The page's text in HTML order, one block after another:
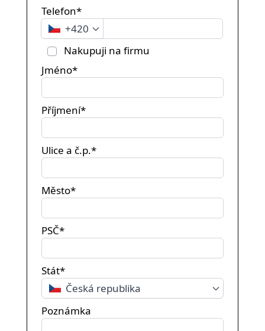
Telefon*
+420
Nakupuji na firmu
Jméno*
Příjmení*
Ulice a č.p.*
Město*
PSČ*
Stát*
Česká republika
Poznámka